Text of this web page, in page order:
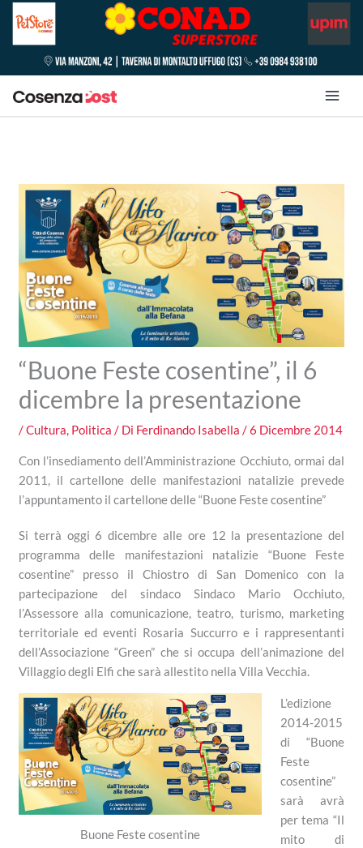
“Buone Feste cosentine”, il 6
dicembre la presentazione
/Cultura, Politica / Di Ferdinando Isabella/6 Dicembre 2014
Con l’insediamento dell’Amministrazione Occhiuto, ormai dal
2011, il cartellone delle manifestazioni natalizie prevede
l’appuntamento il cartellone delle “Buone Feste cosentine”
Si terrà oggi 6 dicembre alle ore 12 la presentazione del
programma delle manifestazioni natalizie “Buone Feste
cosentine” presso il Chiostro di San Domenico con la
partecipazione del sindaco Sindaco Mario Occhiuto,
l’Assessore alla comunicazione, teatro, turismo, marketing
territoriale ed eventi Rosaria Succurro e i rappresentanti
dell’Associazione “Green” che si occupa dell’animazione del
Villaggio degli Elfi che sarà allestito nella Villa Vecchia.
Buone Feste cosentine
L’edizione
2014-2015
di “Buone
Feste
cosentine”
sarà avrà
per tema “Il
mito di